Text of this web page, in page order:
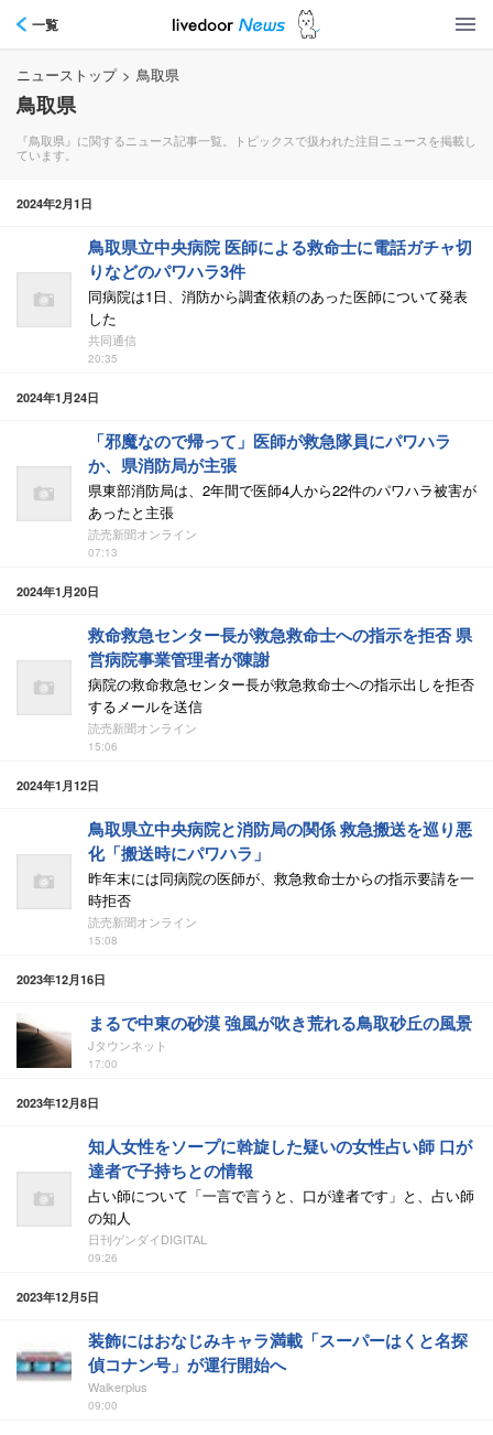
一覧
ニューストップ > 鳥取県
鳥取県
『鳥取県』に関するニュース記事一覧。トピックスで扱われた注目ニュースを掲載し
ています。
2024年2月1日
鳥取県立中央病院 医師による救命士に電話ガチャ切
りなどのパワハラ3件
同病院は1日、消防から調査依頼のあった医師について発表
した
共同通信
20:35
2024年1月24日
「邪魔なので帰って」医師が救急隊員にパワハラ
か、県消防局が主張
県東部消防局は、2年間で医師4人から22件のパワハラ被害が
あったと主張
読売新聞オンライン
07:13
2024年1月20日
救命救急センター長が救急救命士への指示を拒否 県
営病院事業管理者が陳謝
病院の救命救急センター長が救急救命士への指示出しを拒否
するメールを送信
読売新聞オンライン
15:06
2024年1月12日
鳥取県立中央病院と消防局の関係 救急搬送を巡り悪
化「搬送時にパワハラ」
昨年末には同病院の医師が、救急救命士からの指示要請を一
時拒否
読売新聞オンライン
15:08
2023年12月16日
まるで中東の砂漠 強風が吹き荒れる鳥取砂丘の風景
Jタウンネット
17:00
2023年12月8日
知人女性をソープに斡旋した疑いの女性占い師 口が
達者で子持ちとの情報
占い師について「一言で言うと、口が達者です」と、占い師
の知人
日刊ゲンダイDIGITAL
09:26
2023年12月5日
装飾にはおなじみキャラ満載「スーパーはくと名探
偵コナン号」が運行開始へ
Walkerplus
09:00